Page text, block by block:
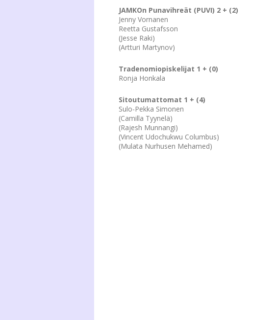
JAMKOn Punavihreät (PUVI) 2 + (2)
Jenny Vornanen
Reetta Gustafsson
(Jesse Raki)
(Artturi Martynov)
Tradenomiopiskelijat 1 + (0)
Ronja Honkala
Sitoutumattomat 1 + (4)
Sulo-Pekka Simonen
(Camilla Tyynelä)
(Rajesh Munnangi)
(Vincent Udochukwu Columbus)
(Mulata Nurhusen Mehamed)